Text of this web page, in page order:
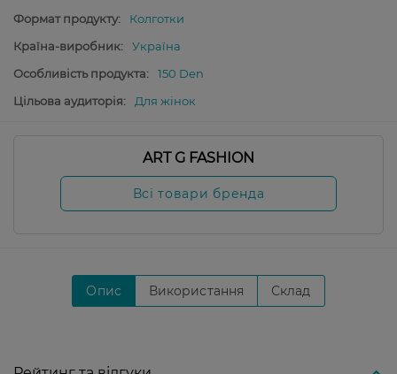
Формат продукту:
Колготки
Країна-виробник:
Україна
Особливість продукта:
150 Den
Цільова аудиторія:
Для жінок
ART G FASHION
Всі товари бренда
Опис Використання Склад